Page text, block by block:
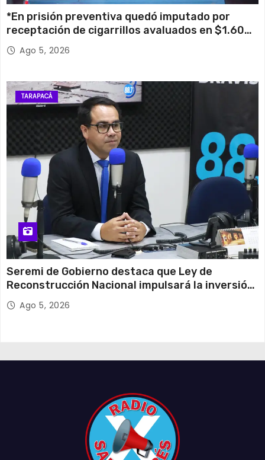
*En prisión preventiva quedó imputado por
receptación de cigarrillos avaluados en $1.600
millones*
Ago 5, 2026
TARAPACÁ
Seremi de Gobierno destaca que Ley de
Reconstrucción Nacional impulsará la inversión
y el empleo en Tarapacá
Ago 5, 2026